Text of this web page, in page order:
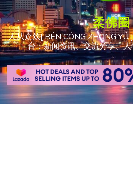
柔佛圈
人从众𠈌[ RÉN CÓNG ZHÒNG YÚ
台：新闻资讯、交流分享、